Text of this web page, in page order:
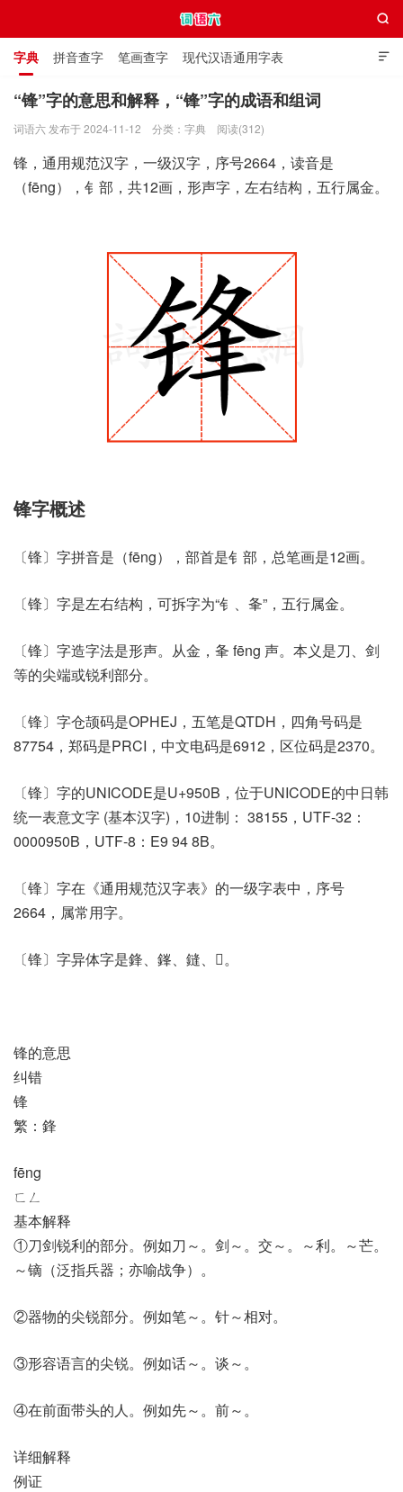

字典 拼音查字 笔画查字 现代汉语通用字表
通用规范汉字表 叠字大全 独体字大全 极简英语词典

“锋”字的意思和解释，“锋”字的成语和组词
词语六 发布于 2024-11-12 分类： 字典 阅读(312)
锋，通用规范汉字，一级汉字，序号2664，读音是
（fēng），钅部，共12画，形声字，左右结构，五行属金。
锋字概述
〔锋〕字拼音是（fēng），部首是钅部，总笔画是12画。
〔锋〕字是左右结构，可拆字为“钅、夆”，五行属金。
〔锋〕字造字法是形声。从金，夆 fēng 声。本义是刀、剑
等的尖端或锐利部分。
〔锋〕字仓颉码是OPHEJ，五笔是QTDH，四角号码是
87754，郑码是PRCI，中文电码是6912，区位码是2370。
〔锋〕字的UNICODE是U+950B，位于UNICODE的中日韩
统一表意文字 (基本汉字)，10进制： 38155，UTF-32：
0000950B，UTF-8：E9 94 8B。
〔锋〕字在《通用规范汉字表》的一级字表中，序号
2664，属常用字。
〔锋〕字异体字是鋒、鎽、鏠、𨦟。
锋的意思
纠错
锋
繁：鋒
fēng
ㄈㄥ
基本解释
①刀剑锐利的部分。例如刀～。剑～。交～。～利。～芒。
～镝（泛指兵器；亦喻战争）。
②器物的尖锐部分。例如笔～。针～相对。
③形容语言的尖锐。例如话～。谈～。
④在前面带头的人。例如先～。前～。
详细解释
例证